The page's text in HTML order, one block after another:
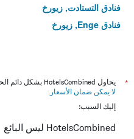
فنادق التستادت, زيورخ
فنادق Enge, زيورخ
*
يحاول HotelsCombined بشكل دائم الحصول على الأسعار الدقيقة، ولكن
لا يمكن ضمان الأسعار .
إليك السبب:
HotelsCombined ليس البائع